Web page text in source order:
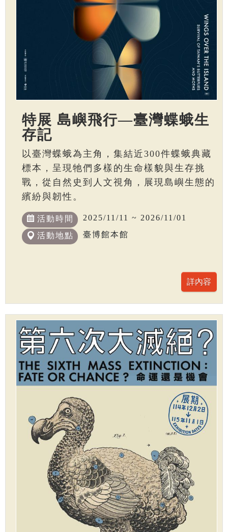
特展 島嶼飛行—臺灣蝶蛾生
存記
以臺灣蝶蛾為主角，集結近300件蝶蛾典藏
標本，呈現牠們多樣的生命樣貌與生存挑
戰，從自然史到人文視角，展現島嶼生態的
繽紛與韌性。
活動時間 2025/11/11 ~ 2026/11/01
活動地點 臺博館本館